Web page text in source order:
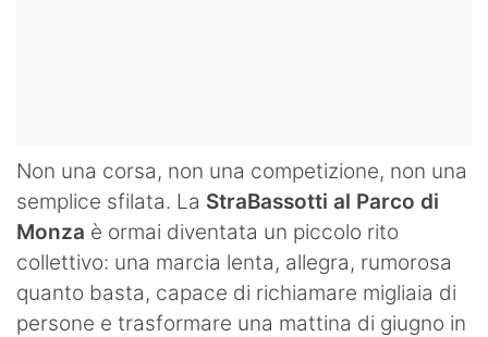
Non una corsa, non una competizione, non una
semplice sfilata. La StraBassotti al Parco di
Monza è ormai diventata un piccolo rito
collettivo: una marcia lenta, allegra, rumorosa
quanto basta, capace di richiamare migliaia di
persone e trasformare una mattina di giugno in